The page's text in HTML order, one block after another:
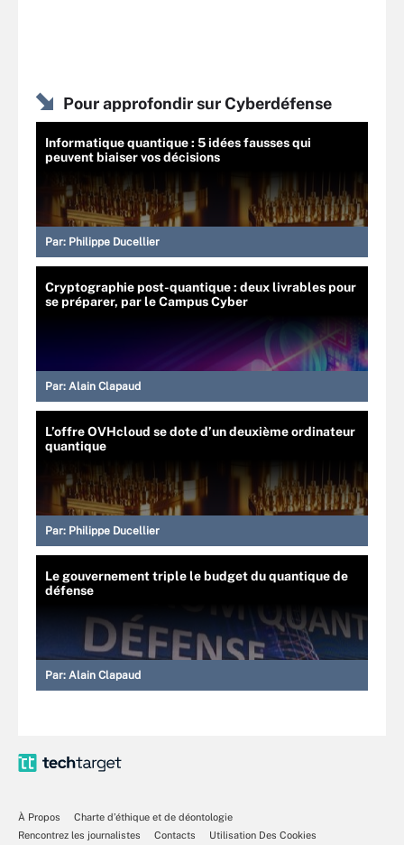
Pour approfondir sur Cyberdéfense
Informatique quantique : 5 idées fausses qui
peuvent biaiser vos décisions
Par: Philippe Ducellier
Cryptographie post-quantique : deux livrables pour
se préparer, par le Campus Cyber
Par: Alain Clapaud
L’offre OVHcloud se dote d’un deuxième ordinateur
quantique
Par: Philippe Ducellier
Le gouvernement triple le budget du quantique de
défense
Par: Alain Clapaud
À Propos
Charte d’éthique et de déontologie
Rencontrez les journalistes
Contacts
Utilisation Des Cookies